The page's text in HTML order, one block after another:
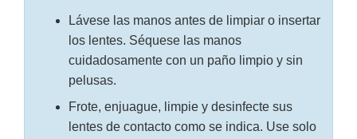
Lávese las manos antes de limpiar o insertar
los lentes. Séquese las manos
cuidadosamente con un paño limpio y sin
pelusas.
Frote, enjuague, limpie y desinfecte sus
lentes de contacto como se indica. Use solo